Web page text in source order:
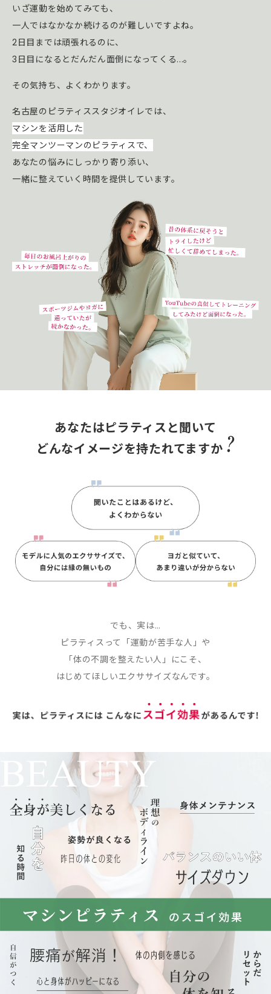
いざ運動を始めてみても、
一人ではなかなか続けるのが難しいですよね。
2日目までは頑張れるのに、
3日目になるとだんだん面倒になってくる...。
その気持ち、よくわかります。
名古屋のピラティススタジオイレでは、
マシンを活用した
完全マンツーマンのピラティスで、
あなたの悩みにしっかり寄り添い、
一緒に整えていく時間を提供しています。
あなたはピラティスと聞いて
どんなイメージを持たれてますか
でも、実は…
ピラティスって「運動が苦手な人」や
「体の不調を整えたい人」にこそ、
はじめてほしいエクササイズなんです。